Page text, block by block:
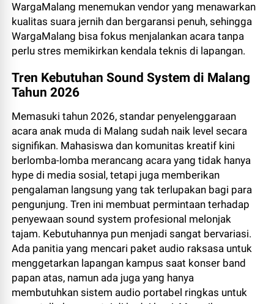
WargaMalang menemukan vendor yang menawarkan
kualitas suara jernih dan bergaransi penuh, sehingga
WargaMalang bisa fokus menjalankan acara tanpa
perlu stres memikirkan kendala teknis di lapangan.
Tren Kebutuhan Sound System di Malang
Tahun 2026
Memasuki tahun 2026, standar penyelenggaraan
acara anak muda di Malang sudah naik level secara
signifikan. Mahasiswa dan komunitas kreatif kini
berlomba-lomba merancang acara yang tidak hanya
hype di media sosial, tetapi juga memberikan
pengalaman langsung yang tak terlupakan bagi para
pengunjung. Tren ini membuat permintaan terhadap
penyewaan sound system profesional melonjak
tajam. Kebutuhannya pun menjadi sangat bervariasi.
Ada panitia yang mencari paket audio raksasa untuk
menggetarkan lapangan kampus saat konser band
papan atas, namun ada juga yang hanya
membutuhkan sistem audio portabel ringkas untuk